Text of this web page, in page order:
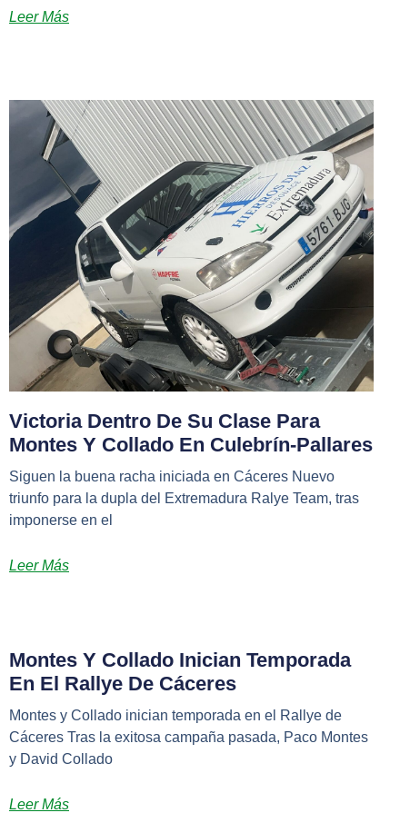
Leer Más
Victoria Dentro De Su Clase Para
Montes Y Collado En Culebrín-Pallares
Siguen la buena racha iniciada en Cáceres Nuevo
triunfo para la dupla del Extremadura Ralye Team, tras
imponerse en el
Leer Más
Montes Y Collado Inician Temporada
En El Rallye De Cáceres
Montes y Collado inician temporada en el Rallye de
Cáceres Tras la exitosa campaña pasada, Paco Montes
y David Collado
Leer Más